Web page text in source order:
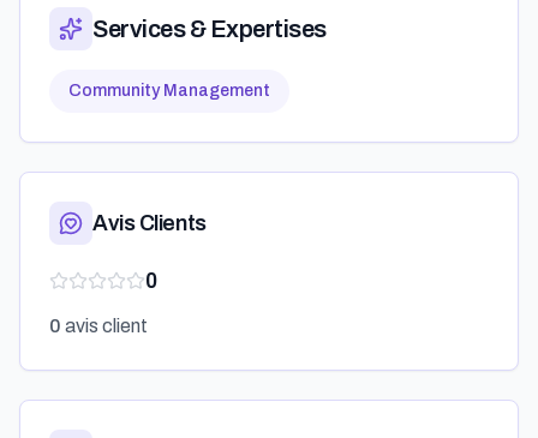
Services & Expertises
Community Management
Avis Clients
0
0 avis client